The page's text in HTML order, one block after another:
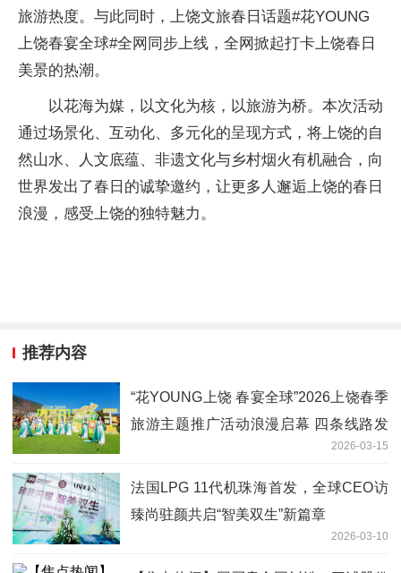
旅游热度。与此同时，上饶文旅春日话题#花YOUNG
上饶春宴全球#全网同步上线，全网掀起打卡上饶春日
美景的热潮。
以花海为媒，以文化为核，以旅游为桥。本次活动
通过场景化、互动化、多元化的呈现方式，将上饶的自
然山水、人文底蕴、非遗文化与乡村烟火有机融合，向
世界发出了春日的诚挚邀约，让更多人邂逅上饶的春日
浪漫，感受上饶的独特魅力。
推荐内容
“花YOUNG上饶 春宴全球”2026上饶春季
旅游主题推广活动浪漫启幕 四条线路发
2026-03-15
法国LPG 11代机珠海首发，全球CEO访
臻尚驻颜共启“智美双生”新篇章
2026-03-10